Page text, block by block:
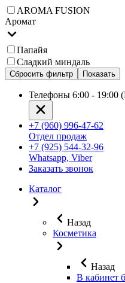
AROMA FUSION
Аромат
Папайя
Сладкий миндаль
Сбросить фильтр Показать
Телефоны 6:00 -
+7 (960) 996-47-62
Отдел продаж
+7 (925) 544-32-96
Whatsapp, Viber
Заказать звонок
Каталог
Назад
Косметика
Назад
В кабинет